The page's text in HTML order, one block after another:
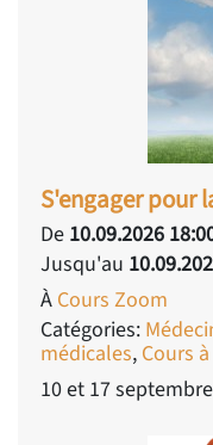
S'engager pour
De 10.09.2026
Jusqu'au
À Cours Zoom
Catégories:
médicales, Cours
10 et 17